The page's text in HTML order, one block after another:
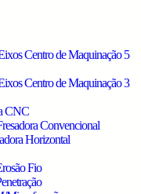
Centro de Maquinação 5
Centro de Maquinação 3
CNC
Convencional
Horizontal
Fio